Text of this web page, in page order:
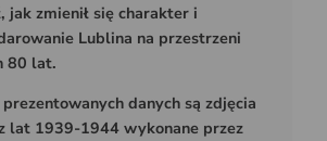
jak zmienił się charakter i
Lublina na przestrzeni
80 lat.
danych są zdjęcia
lat 1939-1944 wykonane przez